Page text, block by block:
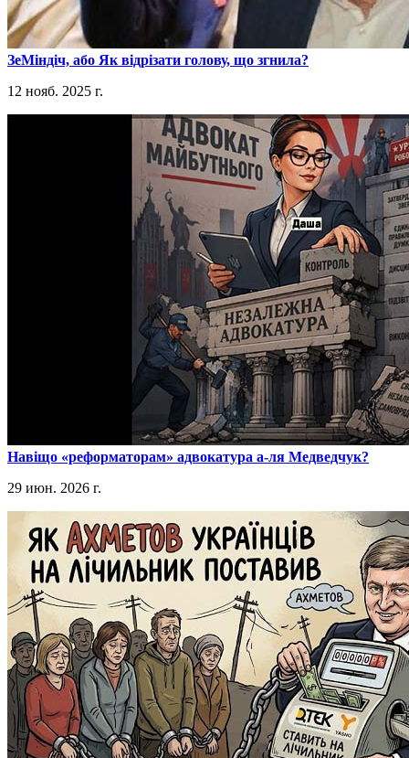
​ЗеМіндіч, або Як відрізати голову, що згнила?
12 нояб. 2025 г.
​Навіщо «реформаторам» адвокатура а-ля Медведчук?
29 июн. 2026 г.